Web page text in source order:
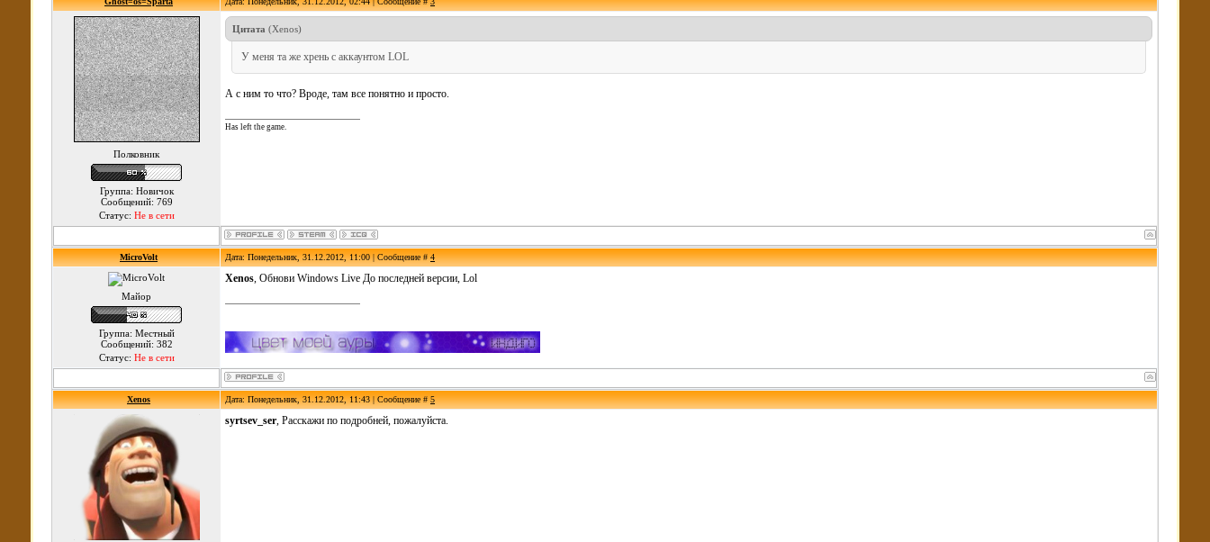
Полковник
Группа: Новичок
Сообщений: 769
Статус: Не в сети
Цитата (Xenos)
У меня та же хрень с аккаунтом LOL
А с ним то что? Вроде, там все понятно и просто.
Has left the game.
MicroVolt Дата: Понедельник, 31.12.2012, 11:00 | Сообщение #4
Майор
Группа: Местный
Сообщений: 382
Статус: Не в сети
Xenos, Обнови Windows Live До последней версии, Lol
Xenos Дата: Понедельник, 31.12.2012, 11:43 | Сообщение #5
syrtsev_ser, Расскажи по подробней, пожалуйста.